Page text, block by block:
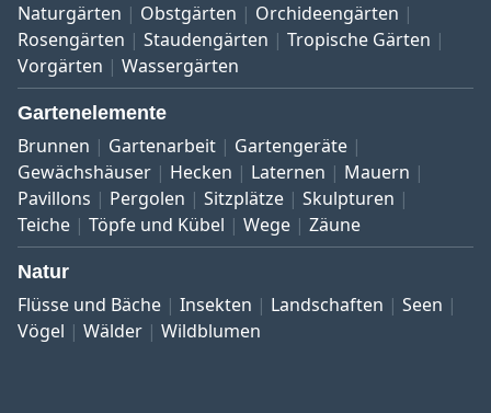
Naturgärten
Obstgärten
Orchideengärten
Rosengärten
Staudengärten
Tropische Gärten
Vorgärten
Wassergärten
Gartenelemente
Brunnen Gartenarbeit
Gartengeräte
Gewächshäuser
Hecken Laternen
Mauern
Pavillons
Pergolen Sitzplätze
Skulpturen
Teiche
Töpfe und Kübel Wege Zäune
Natur
Flüsse und Bäche Insekten Landschaften
Seen
Vögel
Wälder Wildblumen